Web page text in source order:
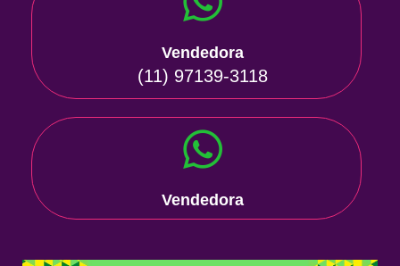
Vendedora
(11) 97139-3118
Vendedora